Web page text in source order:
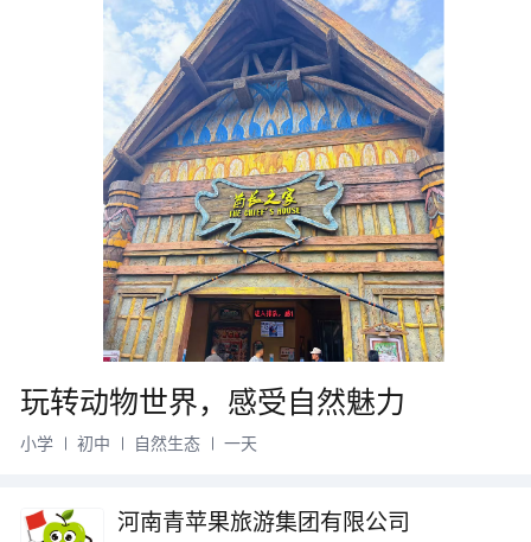
玩转动物世界，感受自然魅力
小学 初中 自然生态 一天
河南青苹果旅游集团有限公司